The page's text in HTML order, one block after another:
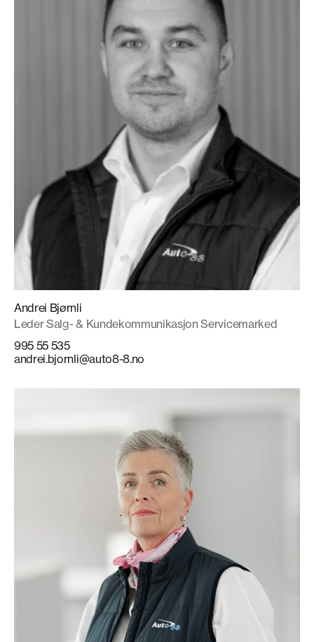
Andrei Bjørnli
Leder Salg- & Kundekommunikasjon Servicemarked
995 55 535
andrei.bjornli@auto8-8.no